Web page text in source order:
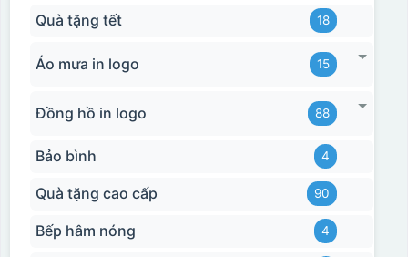
Quà tặng tết 18
Áo mưa in logo 15
Đồng hồ in logo 88
Bảo bình 4
Quà tặng cao cấp 90
Bếp hâm nóng 4